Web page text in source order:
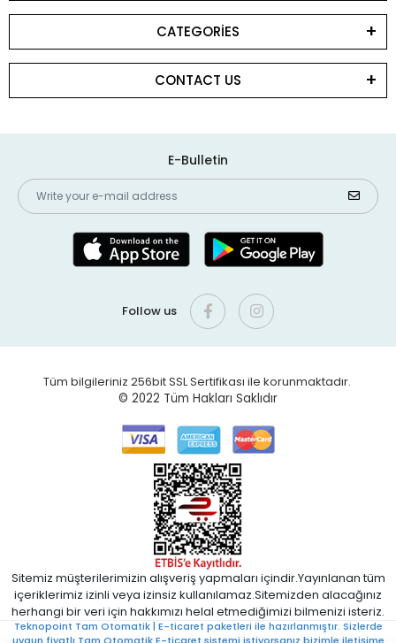
CATEGORİES
CONTACT US
E-Bulletin
Follow us
Tüm bilgileriniz 256bit SSL Sertifikası ile korunmaktadır.
© 2022 Tüm Hakları Saklıdır
Sitemiz müşterilerimizin alışveriş yapmaları içindir.Yayınlanan tüm
içeriklerimiz izinli veya izinsiz kullanılamaz.Sitemizden alacağınız
herhangi bir veri için hakkımızı helal etmediğimizi bilmenizi isteriz.
Teknopoint Tam Otomatik | E-ticaret paketleri ile hazırlanmıştır. Sizlerde
uygun fiyatlı Tam Otomatik E-ticaret sistemi istiyorsanız bizimle iletişime